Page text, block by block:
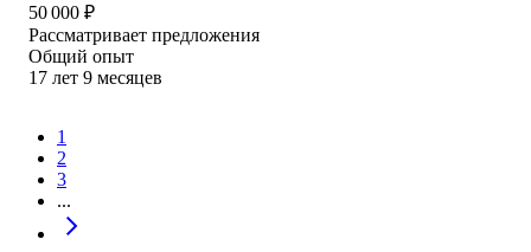
50 000 ₽
Рассматривает предложения
Общий опыт
17 лет 9 месяцев
1
2
3
...